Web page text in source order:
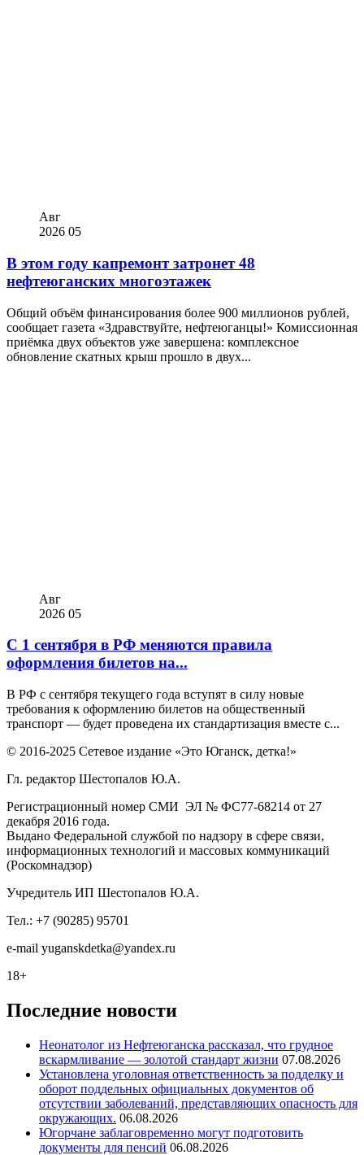
Авг
2026 05
В этом году капремонт затронет 48
нефтеюганских многоэтажек
Общий объём финансирования более 900 миллионов рублей,
сообщает газета «Здравствуйте, нефтеюганцы!» Комиссионная
приёмка двух объектов уже завершена: комплексное
обновление скатных крыш прошло в двух...
Авг
2026 05
С 1 сентября в РФ меняются правила
оформления билетов на...
В РФ с сентября текущего года вступят в силу новые
требования к оформлению билетов на общественный
транспорт — будет проведена их стандартизация вместе с...
© 2016-2025 Сетевое издание «Это Юганск, детка!»
Гл. редактор Шестопалов Ю.А.
Регистрационный номер СМИ ЭЛ № ФС77-68214 от 27
декабря 2016 года.
Выдано Федеральной службой по надзору в сфере связи,
информационных технологий и массовых коммуникаций
(Роскомнадзор)
Учредитель ИП Шестопалов Ю.А.
Тел.: +7 (90285) 95701
e-mail yuganskdetka@yandex.ru
18+
Последние новости
Неонатолог из Нефтеюганска рассказал, что грудное
вскармливание — золотой стандарт жизни 07.08.2026
Установлена уголовная ответственность за подделку и
оборот поддельных официальных документов об
отсутствии заболеваний, представляющих опасность для
окружающих. 06.08.2026
Югорчане заблаговременно могут подготовить
документы для пенсий 06.08.2026